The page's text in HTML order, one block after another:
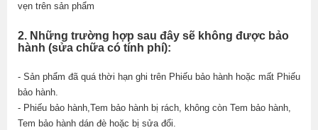
vẹn trên sản phẩm
2. Những trường hợp sau đây sẽ không được bảo
hành (sửa chữa có tính phí):
- Sản phẩm đã quá thời hạn ghi trên Phiếu bảo hành hoặc mất Phiếu
bảo hành.
- Phiếu bảo hành,Tem bảo hành bị rách, không còn Tem bảo hành,
Tem bảo hành dán đè hoặc bị sửa đổi.